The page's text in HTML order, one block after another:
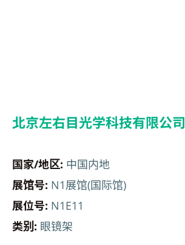
北京左右目光学科技有限公司
国家/地区: 中国内地
展馆号: N1展馆(国际馆)
展位号: N1E11
类别: 眼镜架